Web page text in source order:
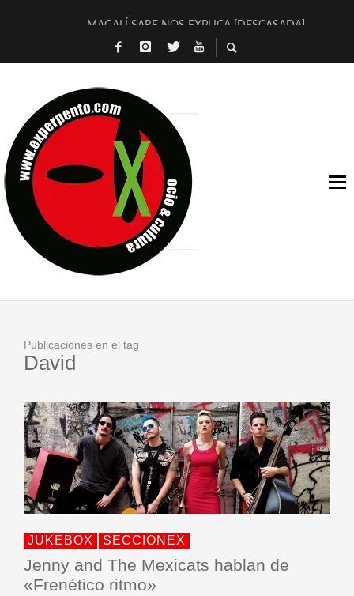
MAGALÍ SARE NOS EXPLICA [DESCASADA]
«NO TENGO PUTOS SUEÑOS»
[LA BOLA NEGRA] DE JAVIER CALVO Y JAVIER AMBROSSI
OSLO OVNIES LLEGAN CORRIENDO A ARANDA
FÉLIX CALVO NOS PRESENTA [LAS PALMERAS] (NOVELA
[EL SER QUERIDO] DE RODRIGO SOROGOYEN
ENTREVISTA A IVÁN HUMANES POR [EL LIBRO ROJO]
ARRABAL, ARRABAL, ARRABAL, ARRABEAUX
Publicaciones en el tag
David
JUKEBOX SECCIONEX
Jenny and The Mexicats hablan de
«Frenético ritmo»